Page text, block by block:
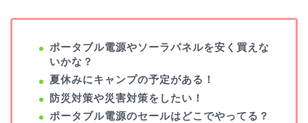
ポータブル電源やソーラパネルを安く買えな
いかな？
夏休みにキャンプの予定がある！
防災対策や災害対策をしたい！
ポータブル電源のセールはどこでやってる？